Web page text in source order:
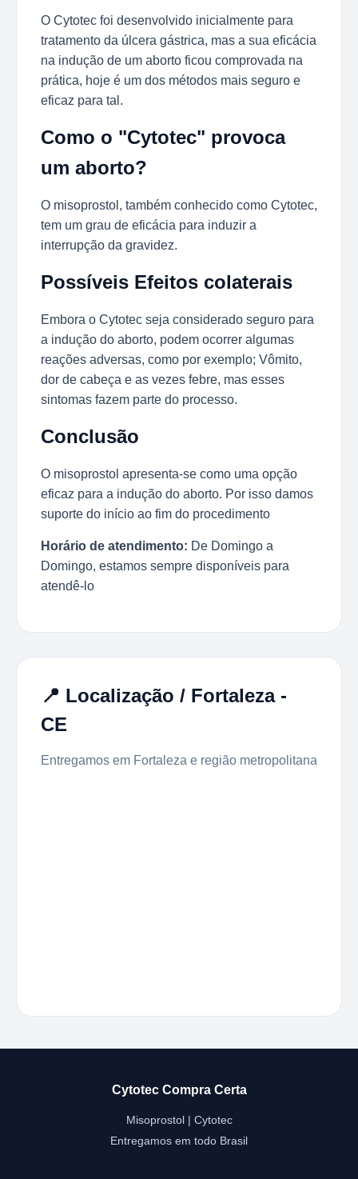
O Cytotec foi desenvolvido inicialmente para
tratamento da úlcera gástrica, mas a sua eficácia
na indução de um aborto ficou comprovada na
prática, hoje é um dos métodos mais seguro e
eficaz para tal.
Como o "Cytotec" provoca
um aborto?
O misoprostol, também conhecido como Cytotec,
tem um grau de eficácia para induzir a
interrupção da gravidez.
Possíveis Efeitos colaterais
Embora o Cytotec seja considerado seguro para
a indução do aborto, podem ocorrer algumas
reações adversas, como por exemplo; Vômito,
dor de cabeça e as vezes febre, mas esses
sintomas fazem parte do processo.
Conclusão
O misoprostol apresenta-se como uma opção
eficaz para a indução do aborto. Por isso damos
suporte do início ao fim do procedimento
Horário de atendimento: De Domingo a
Domingo, estamos sempre disponíveis para
atendê-lo
📍 Localização / Fortaleza -
CE
Entregamos em Fortaleza e região metropolitana
Cytotec Compra Certa
Misoprostol | Cytotec
Entregamos em todo Brasil